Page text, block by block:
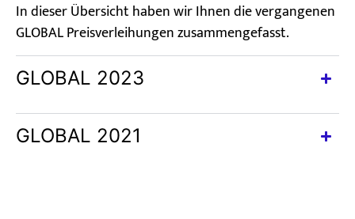
In dieser Übersicht haben wir Ihnen die vergangenen
GLOBAL Preisverleihungen zusammengefasst.
GLOBAL 2023
GLOBAL 2021